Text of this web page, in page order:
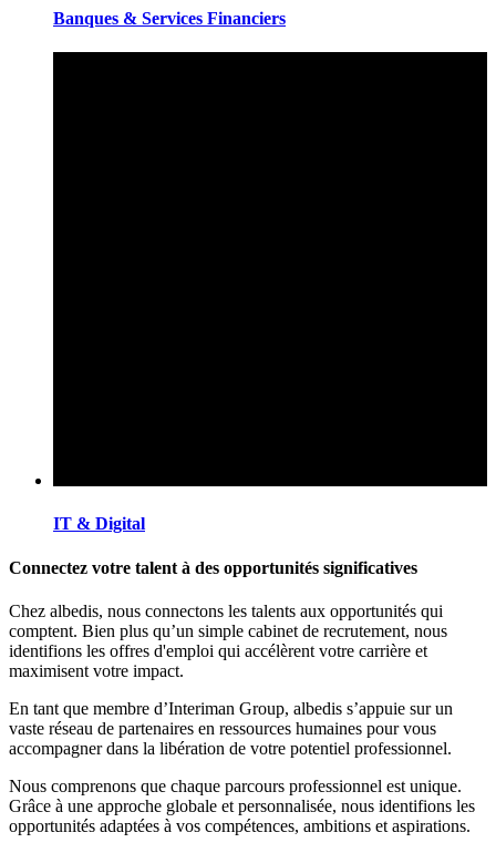
Banques & Services Financiers
IT & Digital
Connectez votre talent à des opportunités significatives
Chez albedis, nous connectons les talents aux opportunités qui
comptent. Bien plus qu’un simple cabinet de recrutement, nous
identifions les offres d'emploi qui accélèrent votre carrière et
maximisent votre impact.
En tant que membre d’Interiman Group, albedis s’appuie sur un
vaste réseau de partenaires en ressources humaines pour vous
accompagner dans la libération de votre potentiel professionnel.
Nous comprenons que chaque parcours professionnel est unique.
Grâce à une approche globale et personnalisée, nous identifions les
opportunités adaptées à vos compétences, ambitions et aspirations.